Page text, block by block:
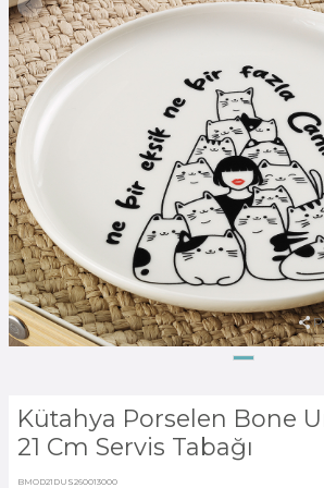
Kütahya Porselen Bone
21 Cm Servis Tabağı
BMOD21DUS260013000